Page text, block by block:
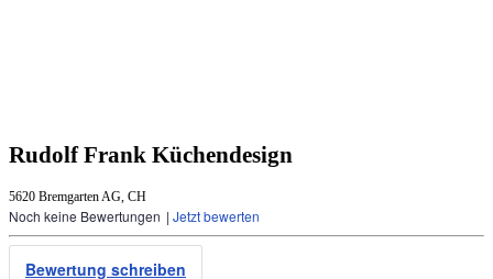
Rudolf Frank Küchendesign
5620 Bremgarten AG, CH
Noch keine Bewertungen | Jetzt bewerten
Bewertung schreiben